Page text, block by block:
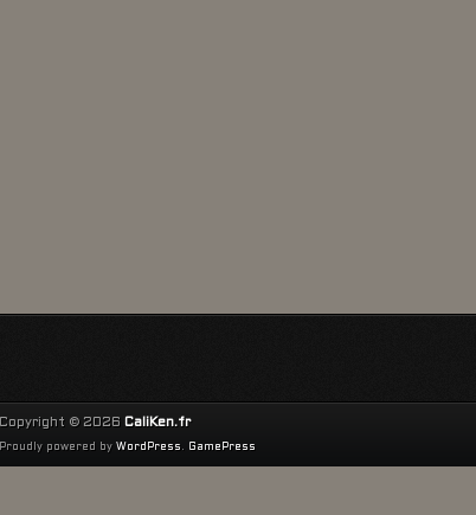
Copyright © 2026 CaliKen.fr
Proudly powered by WordPress . GamePress